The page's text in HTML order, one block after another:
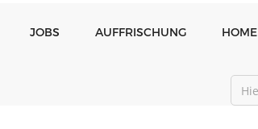
JOBS AUFFRISCHUNG HOME